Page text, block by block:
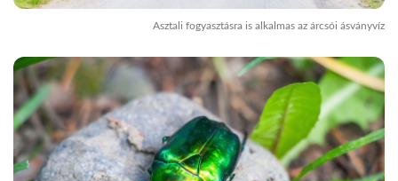
Asztali fogyasztásra is alkalmas az árcsói ásványvíz